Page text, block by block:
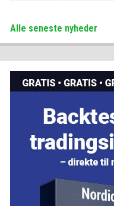
Alle seneste nyheder